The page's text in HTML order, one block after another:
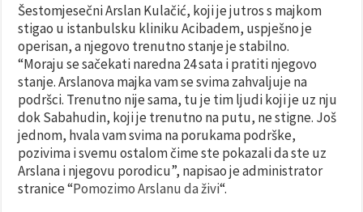
Šestomjesečni Arslan Kulačić, koji je jutros s majkom
stigao u istanbulsku kliniku Acibadem, uspješno je
operisan, a njegovo trenutno stanje je stabilno.
“Moraju se sačekati naredna 24 sata i pratiti njegovo
stanje. Arslanova majka vam se svima zahvaljuje na
podršci. Trenutno nije sama, tu je tim ljudi koji je uz nju
dok Sabahudin, koji je trenutno na putu, ne stigne. Još
jednom, hvala vam svima na porukama podrške,
pozivima i svemu ostalom čime ste pokazali da ste uz
Arslana i njegovu porodicu”, napisao je administrator
stranice “Pomozimo Arslanu da živi“.